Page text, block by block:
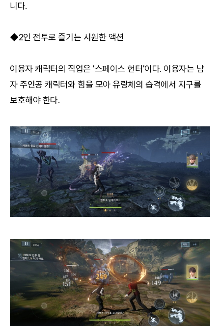
니다.
◆2인 전투로 즐기는 시원한 액션
이용자 캐릭터의 직업은 '스페이스 헌터'이다. 이용자는 남
자 주인공 캐릭터와 힘을 모아 유랑체의 습격에서 지구를
보호해야 한다.